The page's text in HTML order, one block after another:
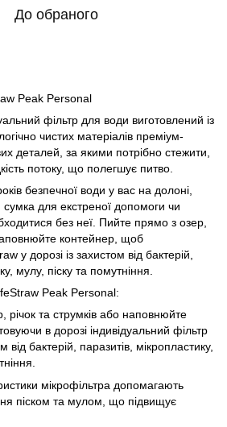
До обраного
Peak Personal
фільтр для води виготовлений із
чистих матеріалів преміум-
деталей, за якими потрібно стежити,
потоку, що полегшує питво.
безпечної води у вас на долоні,
для екстреної допомоги чи
без неї. Пийте прямо з озер,
контейнер, щоб
у дорозі із захистом від бактерій,
мулу, піску та помутніння.
Peak Personal:
річок та струмків або наповнюйте
в дорозі індивідуальний фільтр
від бактерій, паразитів, мікропластику,
мікрофільтра допомагають
піском та мулом, що підвищує